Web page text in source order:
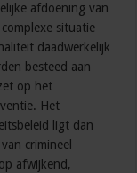
afdoening van
situatie
daadwerkelijk
besteed aan
op het
Het
ligt dan
crimineel
afwijkend,